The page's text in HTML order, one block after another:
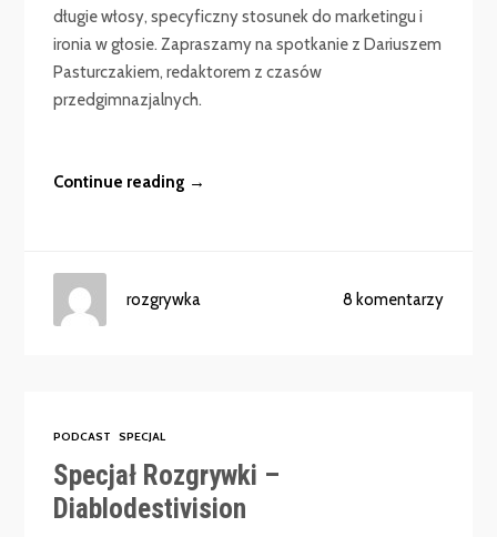
długie włosy, specyficzny stosunek do marketingu i
ironia w głosie. Zapraszamy na spotkanie z Dariuszem
Pasturczakiem, redaktorem z czasów
przedgimnazjalnych.
Continue reading →
8 komentarzy
rozgrywka
PODCAST SPECJAL
Specjał Rozgrywki –
Diablodestivision